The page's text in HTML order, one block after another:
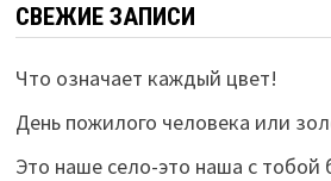
СВЕЖИЕ ЗАПИСИ
Что означает каждый цвет!
День пожилого человека или
Это наше село-это наша с тобой